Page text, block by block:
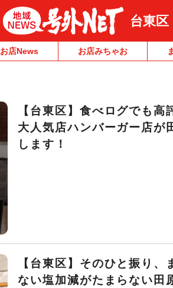
台東区
お店News お店みちゃお
【台東区】食べログでも高
大人気店ハンバーガー店が
します！
【台東区】そのひと振り、
ない塩加減がたまらない田